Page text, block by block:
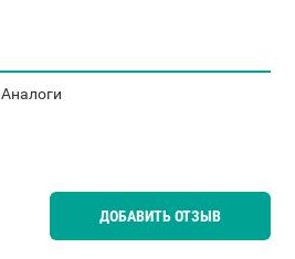
Аналоги
ДОБАВИТЬ ОТЗЫВ